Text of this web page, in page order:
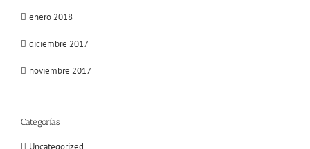
enero 2018
diciembre 2017
noviembre 2017
Categorías